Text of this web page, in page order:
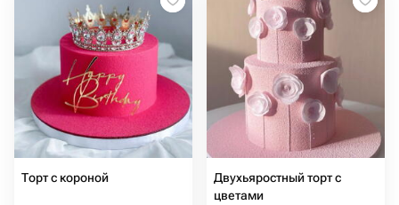
Торт с короной
Двухьяростный торт с
цветами